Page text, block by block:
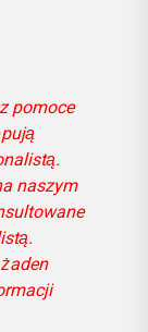
pomoce
naszym